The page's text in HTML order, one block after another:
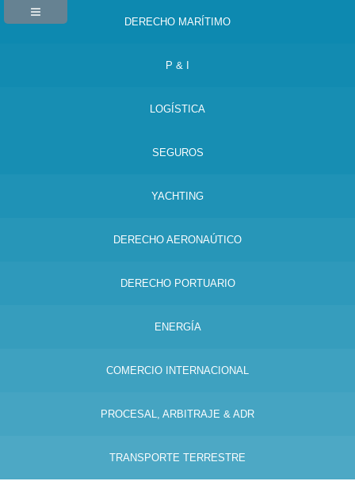
DERECHO MARÍTIMO
P & I
LOGÍSTICA
SEGUROS
YACHTING
DERECHO AERONAÚTICO
DERECHO PORTUARIO
ENERGÍA
COMERCIO INTERNACIONAL
PROCESAL, ARBITRAJE & ADR
TRANSPORTE TERRESTRE